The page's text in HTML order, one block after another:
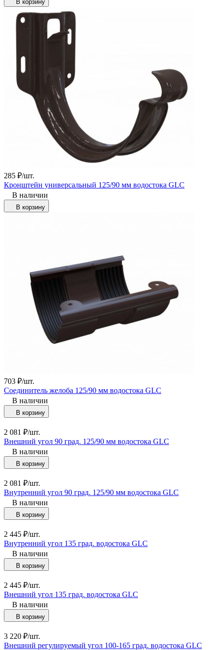
В корзину
285 ₽/шт.
Кронштейн универсальный 125/90 мм водостока GLC
В наличии
В корзину
703 ₽/шт.
Соединитель желоба 125/90 мм водостока GLC
В наличии
В корзину
2 081 ₽/шт.
Внешний угол 90 град. 125/90 мм водостока GLC
В наличии
В корзину
2 081 ₽/шт.
Внутренний угол 90 град. 125/90 мм водостока GLC
В наличии
В корзину
2 445 ₽/шт.
Внутренний угол 135 град. водостока GLC
В наличии
В корзину
2 445 ₽/шт.
Внешний угол 135 град. водостока GLC
В наличии
В корзину
3 220 ₽/шт.
Внешний регулируемый угол 100-165 град. водостока GLC